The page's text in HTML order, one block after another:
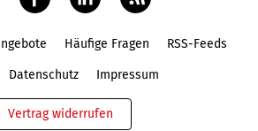
Häufige Fragen RSS-Feeds
Datenschutz Impressum
Vertrag widerrufen